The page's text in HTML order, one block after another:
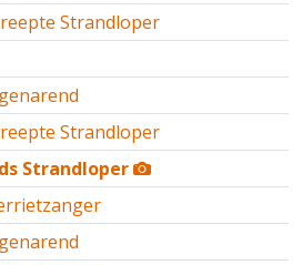
Strandloper
Strandloper
Strandloper